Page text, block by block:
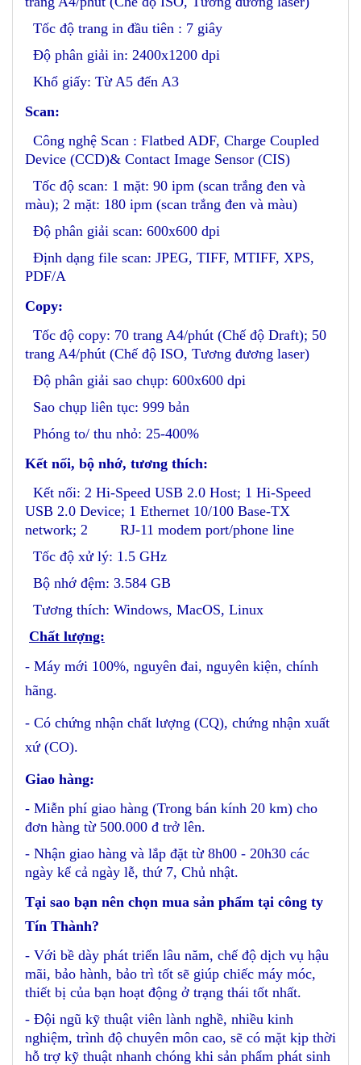
Tốc độ trang in đầu tiên : 7 giây
Độ phân giải in: 2400x1200 dpi
Khổ giấy: Từ A5 đến A3
Scan:
Công nghệ Scan : Flatbed ADF, Charge Coupled
Device (CCD)& Contact Image Sensor (CIS)
Tốc độ scan: 1 mặt: 90 ipm (scan trắng đen và
màu); 2 mặt: 180 ipm (scan trắng đen và màu)
Độ phân giải scan: 600x600 dpi
Định dạng file scan: JPEG, TIFF, MTIFF, XPS,
PDF/A
Copy:
Tốc độ copy: 70 trang A4/phút (Chế độ Draft); 50
trang A4/phút (Chế độ ISO, Tương đương laser)
Độ phân giải sao chụp: 600x600 dpi
Sao chụp liên tục: 999 bản
Phóng to/ thu nhỏ: 25-400%
Kết nối, bộ nhớ, tương thích:
Kết nối: 2 Hi-Speed USB 2.0 Host; 1 Hi-Speed
USB 2.0 Device; 1 Ethernet 10/100 Base-TX
network; 2 RJ-11 modem port/phone line
Tốc độ xử lý: 1.5 GHz
Bộ nhớ đệm: 3.584 GB
Tương thích: Windows, MacOS, Linux
Chất lượng:
- Máy mới 100%, nguyên đai, nguyên kiện, chính
hãng.
- Có chứng nhận chất lượng (CQ), chứng nhận xuất
xứ (CO).
Giao hàng:
- Miễn phí giao hàng (Trong bán kính 20 km) cho
đơn hàng từ 500.000 đ trở lên.
- Nhận giao hàng và lắp đặt từ 8h00 - 20h30 các
ngày kể cả ngày lễ, thứ 7, Chủ nhật.
Tại sao bạn nên chọn mua sản phẩm tại công ty
Tín Thành?
- Với bề dày phát triển lâu năm, chế độ dịch vụ hậu
mãi, bảo hành, bảo trì tốt sẽ giúp chiếc máy móc,
thiết bị của bạn hoạt động ở trạng thái tốt nhất.
- Đội ngũ kỹ thuật viên lành nghề, nhiều kinh
nghiệm, trình độ chuyên môn cao, sẽ có mặt kịp thời
hỗ trợ kỹ thuật nhanh chóng khi sản phẩm phát sinh